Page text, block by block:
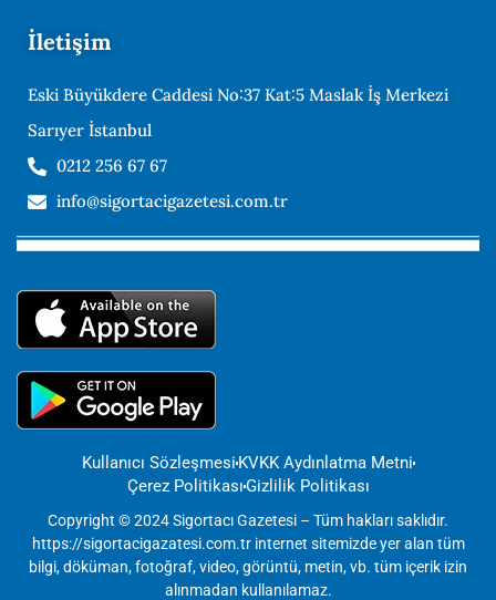
İletişim
Eski Büyükdere Caddesi No:37 Kat:5 Maslak İş Merkezi
Sarıyer İstanbul
0212 256 67 67
info@sigortacigazetesi.com.tr
Kullanıcı SözleşmesiKVKK Aydınlatma Metni
Çerez PolitikasıGizlilik Politikası
Copyright © 2024 Sigortacı Gazetesi – Tüm hakları saklıdır.
https://sigortacigazatesi.com.tr internet sitemizde yer alan tüm
bilgi, döküman, fotoğraf, video, görüntü, metin, vb. tüm içerik izin
alınmadan kullanılamaz.